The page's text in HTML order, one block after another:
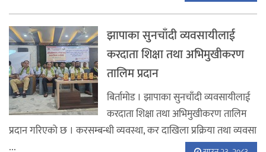
झापाका सुनचाँदी व्यवसायीलाई
करदाता शिक्षा तथा अभिमुखीकरण
तालिम प्रदान
बिर्तामोड । झापाका सुनचाँदी व्यवसायीलाई
करदाता शिक्षा तथा अभिमुखीकरण तालिम
प्रदान गरिएकाे छ । करसम्बन्धी व्यवस्था, कर दाखिला प्रक्रिया तथा व्यवसा
...